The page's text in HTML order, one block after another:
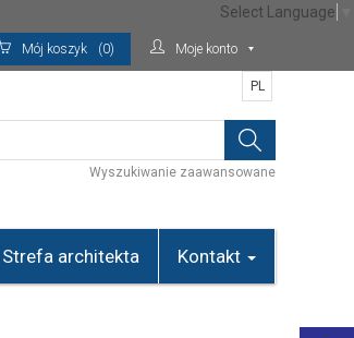
Mój koszyk (0) Moje konto
Wyszukiwanie zaawansowane
PL
Strefa architekta Kontakt
Select Language